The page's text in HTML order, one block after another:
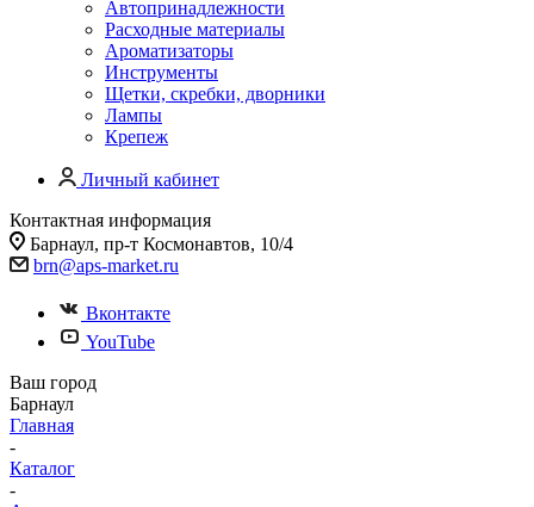
Автопринадлежности
Расходные материалы
Ароматизаторы
Инструменты
Щетки, скребки, дворники
Лампы
Крепеж
Личный кабинет
Контактная информация
Барнаул, пр-т Космонавтов, 10/4
brn@aps-market.ru
Вконтакте
YouTube
Ваш город
Барнаул
Главная
-
Каталог
-